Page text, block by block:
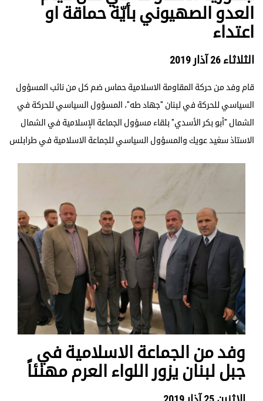
العدو الصهيوني بأيّة حماقة او
اعتداء
الثلاثاء 26 آذار 2019
قام وفد من حركة المقاومة الاسلامية حماس ضم كل من نائب المسؤول
السياسي للحركة في لبنان "جهاد طه"، المسؤول السياسي للحركة في
الشمال "أبو بكر الأسدي" بلقاء مسؤول الجماعة الإسلامية في الشمال
الاستاذ سغيد عويك والمسؤول السياسي للجماعة الاسلامية في طرابلس
وفد من الجماعة الاسلامية في
جبل لبنان يزور اللواء العرم مهنئاً